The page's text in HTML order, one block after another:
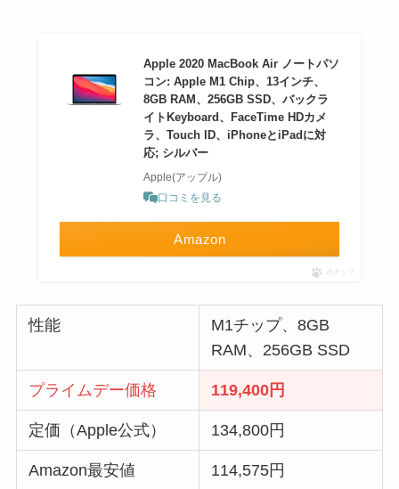
Apple 2020 MacBook Air ノートパソ
コン: Apple M1 Chip、13インチ、
8GB RAM、256GB SSD、バックラ
イトKeyboard、FaceTime HDカメ
ラ、Touch ID、iPhoneとiPadに対
応; シルバー
Apple(アップル)
口コミを見る
Amazon
ポチップ
性能
M1チップ、8GB
RAM、256GB SSD
プライムデー価格 119,400円
定価（Apple公式） 134,800円
Amazon最安値 114,575円